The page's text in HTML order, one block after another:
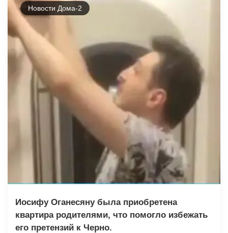
Новости Дома-2
Иосифу Оганесяну была приобретена
квартира родителями, что помогло избежать
его претензий к Черно.